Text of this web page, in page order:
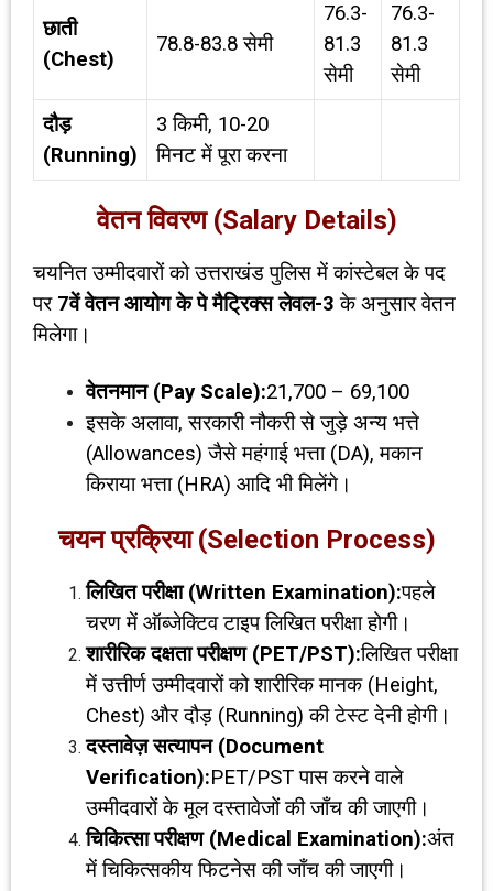
छाती
(Chest)
78.8-83.8 सेमी
76.3-
81.3
सेमी
76.3-
81.3
सेमी
दौड़
(Running)
3 किमी, 10-20
मिनट में पूरा करना
वेतन विवरण (Salary Details)
चयनित उम्मीदवारों को उत्तराखंड पुलिस में कांस्टेबल के पद
पर 7वें वेतन आयोग के पे मैट्रिक्स लेवल-3 के अनुसार वेतन
मिलेगा।
वेतनमान (Pay Scale):₹21,700 – ₹69,100
इसके अलावा, सरकारी नौकरी से जुड़े अन्य भत्ते
(Allowances) जैसे महंगाई भत्ता (DA), मकान
किराया भत्ता (HRA) आदि भी मिलेंगे।
चयन प्रक्रिया (Selection Process)
लिखित परीक्षा (Written Examination):पहले
चरण में ऑब्जेक्टिव टाइप लिखित परीक्षा होगी।
शारीरिक दक्षता परीक्षण (PET/PST):लिखित परीक्षा
में उत्तीर्ण उम्मीदवारों को शारीरिक मानक (Height,
Chest) और दौड़ (Running) की टेस्ट देनी होगी।
दस्तावेज़ सत्यापन (Document
Verification):PET/PST पास करने वाले
उम्मीदवारों के मूल दस्तावेजों की जाँच की जाएगी।
चिकित्सा परीक्षण (Medical Examination):अंत
में चिकित्सकीय फिटनेस की जाँच की जाएगी।